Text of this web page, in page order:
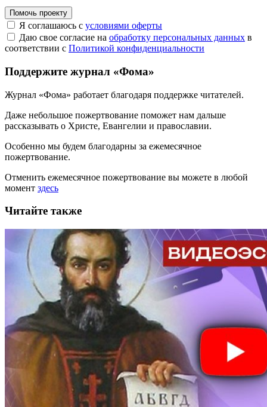
Помочь проекту
Я соглашаюсь с условиями оферты
Даю свое согласие на обработку персональных данных в
соответствии с Политикой конфиденциальности
Поддержите журнал «Фома»
Журнал «Фома» работает благодаря поддержке читателей.
Даже небольшое пожертвование поможет нам дальше
рассказывать о Христе, Евангелии и православии.
Особенно мы будем благодарны за ежемесячное
пожертвование.
Отменить ежемесячное пожертвование вы можете в любой
момент здесь
Читайте также